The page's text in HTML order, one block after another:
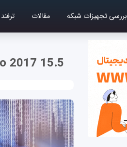
بررسی تجهیزات شبکه مقالات ترفند
2017 15.5